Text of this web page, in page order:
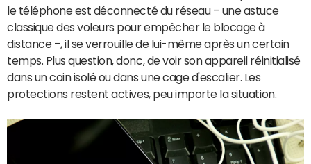
le téléphone est déconnecté du réseau – une astuce
classique des voleurs pour empêcher le blocage à
distance –, il se verrouille de lui-même après un certain
temps. Plus question, donc, de voir son appareil réinitialisé
dans un coin isolé ou dans une cage d'escalier. Les
protections restent actives, peu importe la situation.